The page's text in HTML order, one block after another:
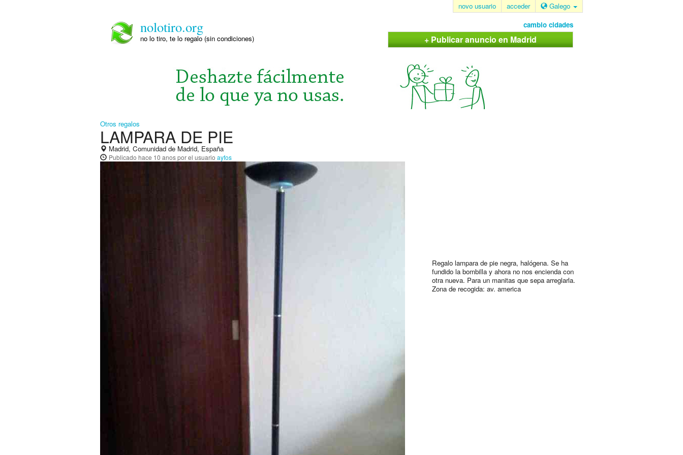
novo usuario acceder Galego
nolotiro.org
no lo tiro, te lo regalo (sin condiciones)
cambio cidades
+ Publicar anuncio en Madrid
Otros regalos
LAMPARA DE PIE
Madrid, Comunidad de Madrid, España
Publicado hace 10 anospor el usuario ayfos
Regalo lampara de pie negra, halógena. Se ha
fundido la bombilla y ahora no nos encienda con
otra nueva. Para un manitas que sepa arreglarla.
Zona de recogida: av. america